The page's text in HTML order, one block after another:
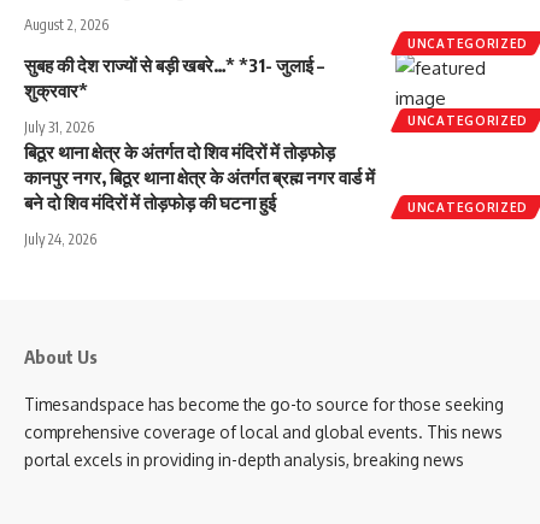
UNCATEGORIZED
August 2, 2026
UNCATEGORIZED
सुबह की देश राज्यों से बड़ी खबरे…* *31- जुलाई –
शुक्रवार*
July 31, 2026
UNCATEGORIZED
बिठूर थाना क्षेत्र के अंतर्गत दो शिव मंदिरों में तोड़फोड़
कानपुर नगर, बिठूर थाना क्षेत्र के अंतर्गत ब्रह्म नगर वार्ड में
बने दो शिव मंदिरों में तोड़फोड़ की घटना हुई
July 24, 2026
About Us
Timesandspace has become the go-to source for those seeking
comprehensive coverage of local and global events. This news
portal excels in providing in-depth analysis, breaking news